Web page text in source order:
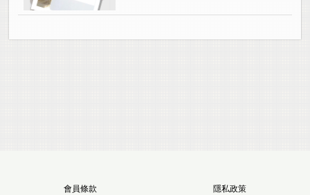
會員條款 隱私政策